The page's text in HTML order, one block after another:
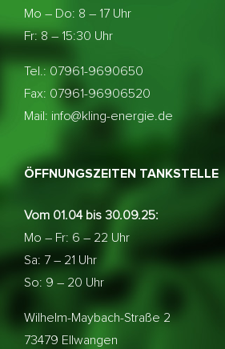
Mo – Do: 8 – 17 Uhr
Fr: 8 – 15:30 Uhr
Tel.: 07961-9690650
Fax: 07961-96906520
Mail: info@kling-energie.de
ÖFFNUNGSZEITEN TANKSTELLE
Vom 01.04 bis 30.09.25:
Mo – Fr: 6 – 22 Uhr
Sa: 7 – 21 Uhr
So: 9 – 20 Uhr
Wilhelm-Maybach-Straße 2
73479 Ellwangen